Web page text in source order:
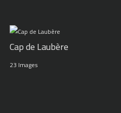
Cap de Laubère
23 Images